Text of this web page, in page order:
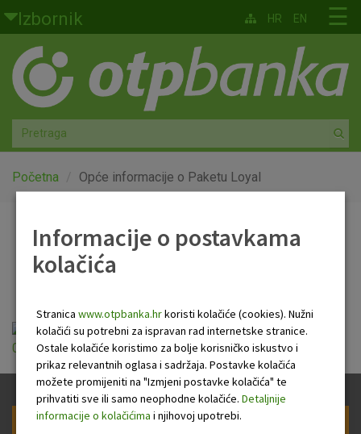
Skoči na glavni sadržaj
Izbornik
Građani
Privatno bankarstvo
Agro
Mala poduzeća i obrtnici
Globalna tržišta
O nama
☰
HR EN
Početna Opće informacije o Paketu Loyal
Opće informacije o
Paketu Loyal
Opće informacije o OTP Loyal paket
01.01.2026.pdf
Informacije o postavkama
kolačića
Stranica www.otpbanka.hrkoristi kolačiće (cookies). Nužni
kolačići su potrebni za ispravan rad internetske stranice.
Ostale kolačiće koristimo za bolje korisničko iskustvo i
prikaz relevantnih oglasa i sadržaja. Postavke kolačića
možete promijeniti na "Izmjeni postavke kolačića" te
prihvatiti sve ili samo neophodne kolačiće. Detaljnije
informacije o kolačićima i njihovoj upotrebi.